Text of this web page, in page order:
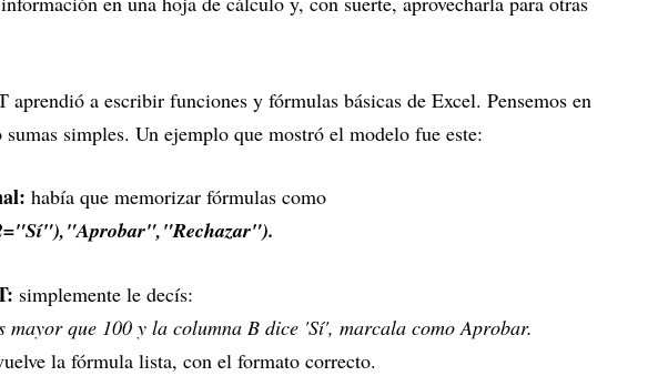
aprendió a escribir funciones y fórmulas básicas de Excel. Pensemos en
simples. Un ejemplo que mostró el modelo fue este:
había que memorizar fórmulas como
simplemente le decís:
mayor que 100 y la columna B dice 'Sí', marcala como Aprobar.
la fórmula lista, con el formato correcto.